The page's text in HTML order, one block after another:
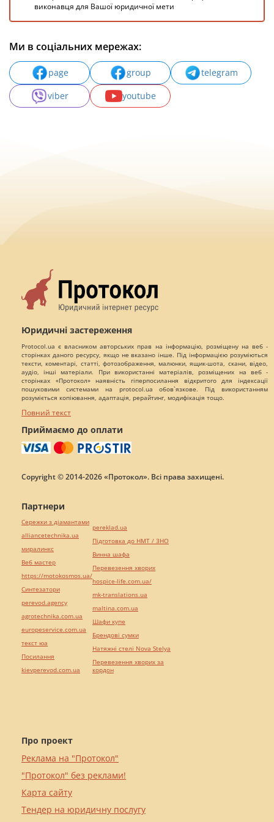
виконавця для Вашої юридичної мети
Ми в соціальних мережах:
page group
telegram
viber
youtube
Юридичні застереження
Protocol.ua є власником авторських прав на інформацію, розміщену на веб -
сторінках даного ресурсу, якщо не вказано інше. Під інформацією розуміються
тексти, коментарі, статті, фотозображення, малюнки, ящик-шота, скани, відео,
аудіо, інші матеріали. При використанні матеріалів, розміщених на веб -
сторінках «Протокол» наявність гіперпосилання відкритого для індексації
пошуковими системами на protocol.ua обов`язкове. Під використанням
розуміється копіювання, адаптація, рерайтинг, модифікація тощо.
Повний текст
Приймаємо до оплати
Copyright © 2014-2026 «Протокол». Всі права захищені.
Про проект
Реклама на "Протокол"
"Протокол" без реклами!
Карта сайту
Тендер на юридичну послугу
Партнери
Сережки з діамантами
alliancetechnika.ua
миралинкс
Веб мастер
https://motokosmos.ua/
Синтезатори
perevod.agency
agrotechnika.com.ua
europeservice.com.ua
текст юа
Посилання
kievperevod.com.ua
pereklad.ua
Підготовка до НМТ / ЗНО
Винна шафа
Перевезення хворих
hospice-life.com.ua/
mk-translations.ua
maltina.com.ua
Шафи купе
Брендові сумки
Натяжні стелі Nova Stelya
Перевезення хворих за
кордон